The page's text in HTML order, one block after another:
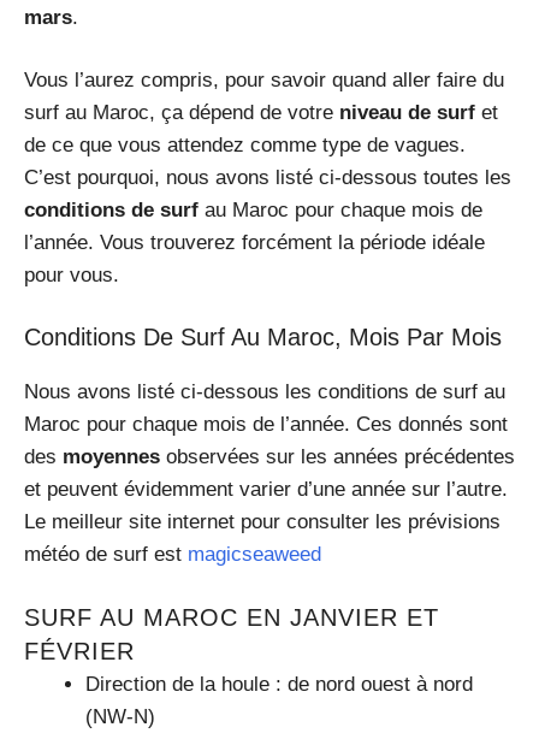
mars.
Vous l’aurez compris, pour savoir quand aller faire du
surf au Maroc, ça dépend de votre niveau de surf et
de ce que vous attendez comme type de vagues.
C’est pourquoi, nous avons listé ci-dessous toutes les
conditions de surf au Maroc pour chaque mois de
l’année. Vous trouverez forcément la période idéale
pour vous.
Conditions De Surf Au Maroc, Mois Par Mois
Nous avons listé ci-dessous les conditions de surf au
Maroc pour chaque mois de l’année. Ces donnés sont
des moyennes observées sur les années précédentes
et peuvent évidemment varier d’une année sur l’autre.
Le meilleur site internet pour consulter les prévisions
météo de surf est magicseaweed
SURF AU MAROC EN JANVIER ET
FÉVRIER
Direction de la houle : de nord ouest à nord
(NW-N)